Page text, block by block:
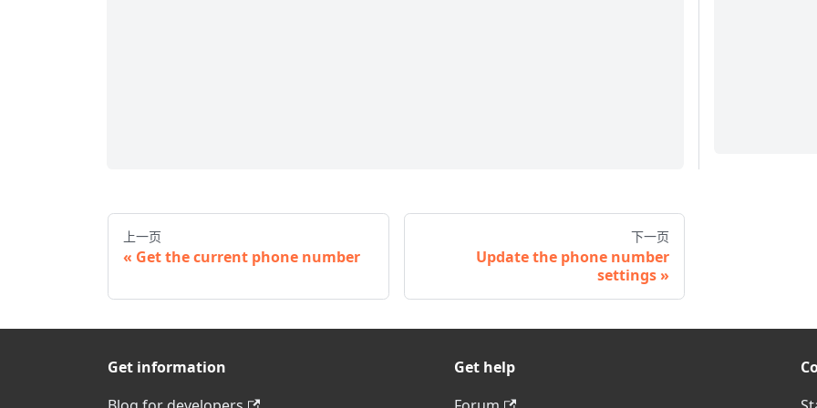
上一页
Get the current phone number
下一页
Update the phone number
settings
Get information
Get help